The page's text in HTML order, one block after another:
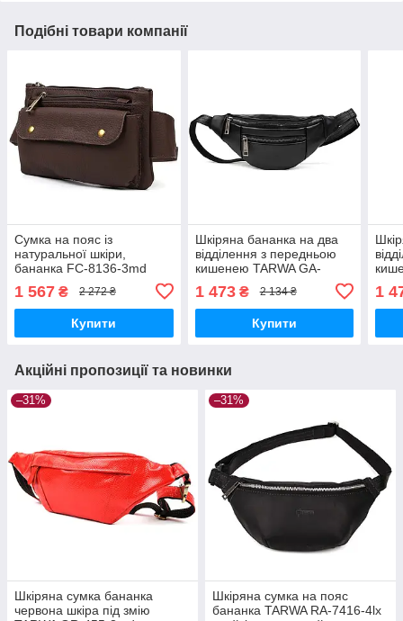
Подібні товари компанії
Сумка на пояс із
натуральної шкіри,
бананка FC-8136-3md
флотар
1 567 ₴ 2 272 ₴
Купити
Шкіряна бананка на два
відділення з передньою
кишенею TARWA GA-
1 473₴ 2 134 ₴
Купити
1
Акційні пропозиції та новинки
–31%
Шкіряна сумка бананка
червона шкіра під змію
–31%
Шкіряна сумка на пояс
бананка TARWA RA-7416-4lx